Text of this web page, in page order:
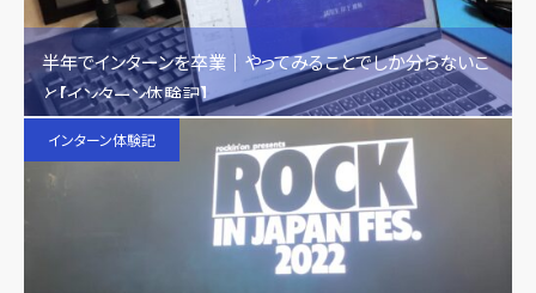
半年でインターンを卒業｜やってみることでしか分らないこ
と【インターン体験記】
インターン体験記